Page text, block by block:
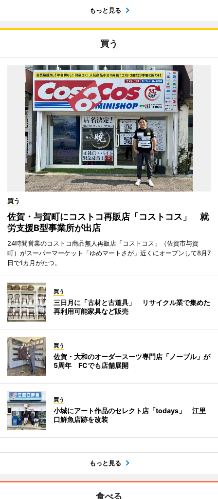
もっと見る
買う
買う
佐賀・与賀町にコストコ再販店「コストコス」 就
労支援B型事業所が出店
24時間営業のコストコ商品無人再販店「コストコス」（佐賀市与賀
町）がスーパーマーケット「ゆめマートさが」近くにオープンして8月7
日で1カ月がたつ。
買う
三日月に「古材と古道具」 リサイクル業で集めた
再利用可能家具など販売
買う
佐賀・大和のオーダースーツ専門店「ノーブル」が
5周年 FCでも店舗展開
買う
小城にアート作品のセレクト店「todays」 江里
口鮮魚店跡を改装
もっと見る
食べる